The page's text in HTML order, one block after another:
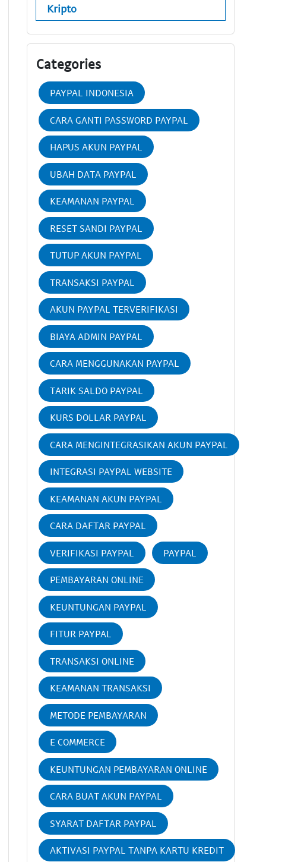
Kripto
Categories
PAYPAL INDONESIA
CARA GANTI PASSWORD PAYPAL
HAPUS AKUN PAYPAL
UBAH DATA PAYPAL
KEAMANAN PAYPAL
RESET SANDI PAYPAL
TUTUP AKUN PAYPAL
TRANSAKSI PAYPAL
AKUN PAYPAL TERVERIFIKASI
BIAYA ADMIN PAYPAL
CARA MENGGUNAKAN PAYPAL
TARIK SALDO PAYPAL
KURS DOLLAR PAYPAL
CARA MENGINTEGRASIKAN AKUN PAYPAL
INTEGRASI PAYPAL WEBSITE
KEAMANAN AKUN PAYPAL
CARA DAFTAR PAYPAL
VERIFIKASI PAYPAL PAYPAL
PEMBAYARAN ONLINE
KEUNTUNGAN PAYPAL
FITUR PAYPAL
TRANSAKSI ONLINE
KEAMANAN TRANSAKSI
METODE PEMBAYARAN
E COMMERCE
KEUNTUNGAN PEMBAYARAN ONLINE
CARA BUAT AKUN PAYPAL
SYARAT DAFTAR PAYPAL
AKTIVASI PAYPAL TANPA KARTU KREDIT